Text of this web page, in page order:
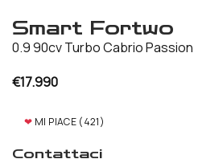
Smart Fortwo
0.9 90cv Turbo Cabrio Passion
€17.990
❤ MI PIACE (421)
Contattaci